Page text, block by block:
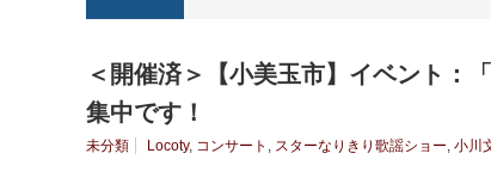
＜開催済＞【小美玉市】イベント：
集中です！
未分類 Locoty, コンサート , スターなりきり歌謡ショー, 小川